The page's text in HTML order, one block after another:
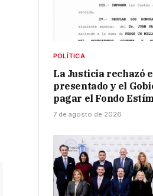
POLÍTICA
La Justicia rechazó
presentado y el
pagar el Fondo
7 de agosto de 2026